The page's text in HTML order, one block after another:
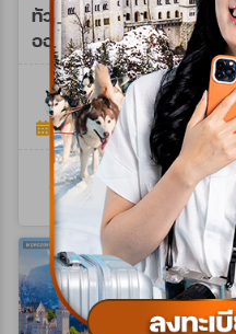
ทัวร์พรีเมี่ยม ยุโรปตะวัน
ออก พักหมู่บ้านฮัลล์สตัทท์
11วัน 8คืน (TG) 25 DEC
26 - 04 JAN 27 NY
WPTG0211NY
11วัน 8คืน
25 ธ.ค. 69 - 04 ม.ค. 70
เริ่มต้น
160,900
บาท/ท่าน